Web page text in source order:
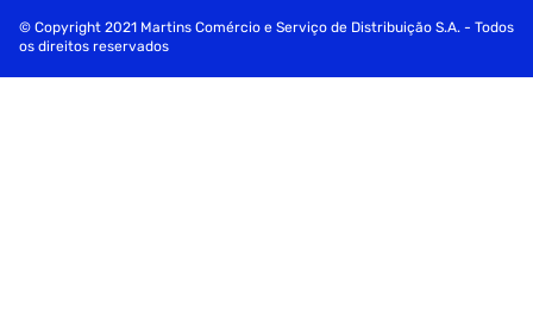
© Copyright 2021 Martins Comércio e Serviço de Distribuição S.A. - Todos
os direitos reservados